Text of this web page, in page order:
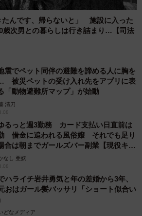
たんです、帰らないと」 施設に入った
歳次男との暮らしは行き詰まり…【司法
震でペット同伴の避難を諦める人に胸を
被災ペットの受け入れ先をアプリに表
「動物避難所マップ」が始動
清刀
るっと週3勤務 カード支払い日直前は
借金に追われる風俗嬢 それでも足り
合は朝までガールズバー副業【現役キャ
取材】
なし 亜妖
ハライチ岩井勇気と年の差婚から3年、
おはガール髪バッサリ「ショート似合い
どなメディア